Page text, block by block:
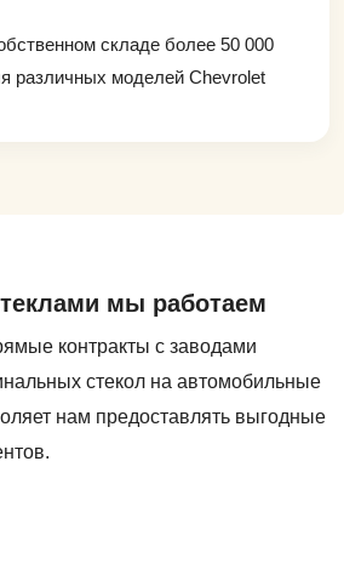
складе более 50 000
различных моделей Chevrolet
мы работаем
контракты с заводами
стекол на автомобильные
нам предоставлять выгодные